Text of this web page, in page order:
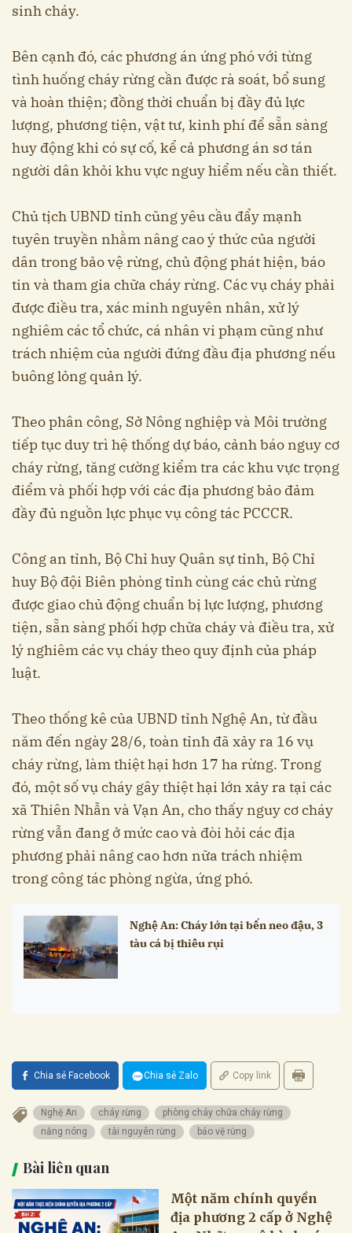
sinh cháy.
Bên cạnh đó, các phương án ứng phó với từng
tình huống cháy rừng cần được rà soát, bổ sung
và hoàn thiện; đồng thời chuẩn bị đầy đủ lực
lượng, phương tiện, vật tư, kinh phí để sẵn sàng
huy động khi có sự cố, kể cả phương án sơ tán
người dân khỏi khu vực nguy hiểm nếu cần thiết.
Chủ tịch UBND tỉnh cũng yêu cầu đẩy mạnh
tuyên truyền nhằm nâng cao ý thức của người
dân trong bảo vệ rừng, chủ động phát hiện, báo
tin và tham gia chữa cháy rừng. Các vụ cháy phải
được điều tra, xác minh nguyên nhân, xử lý
nghiêm các tổ chức, cá nhân vi phạm cũng như
trách nhiệm của người đứng đầu địa phương nếu
buông lỏng quản lý.
Theo phân công, Sở Nông nghiệp và Môi trường
tiếp tục duy trì hệ thống dự báo, cảnh báo nguy cơ
cháy rừng, tăng cường kiểm tra các khu vực trọng
điểm và phối hợp với các địa phương bảo đảm
đầy đủ nguồn lực phục vụ công tác PCCCR.
Công an tỉnh, Bộ Chỉ huy Quân sự tỉnh, Bộ Chỉ
huy Bộ đội Biên phòng tỉnh cùng các chủ rừng
được giao chủ động chuẩn bị lực lượng, phương
tiện, sẵn sàng phối hợp chữa cháy và điều tra, xử
lý nghiêm các vụ cháy theo quy định của pháp
luật.
Theo thống kê của UBND tỉnh Nghệ An, từ đầu
năm đến ngày 28/6, toàn tỉnh đã xảy ra 16 vụ
cháy rừng, làm thiệt hại hơn 17 ha rừng. Trong
đó, một số vụ cháy gây thiệt hại lớn xảy ra tại các
xã Thiên Nhẫn và Vạn An, cho thấy nguy cơ cháy
rừng vẫn đang ở mức cao và đòi hỏi các địa
phương phải nâng cao hơn nữa trách nhiệm
trong công tác phòng ngừa, ứng phó.
Nghệ An: Cháy lớn tại bến neo đậu, 3
tàu cá bị thiêu rụi
Chia sẻ Facebook Chia sẻ Zalo Copy link
Nghệ An cháy rừng
phòng cháy chữa cháy rừng
nắng nóng
tài nguyên rừng bảo vệ rừng
Bài liên quan
Một năm chính quyền
địa phương 2 cấp ở Nghệ